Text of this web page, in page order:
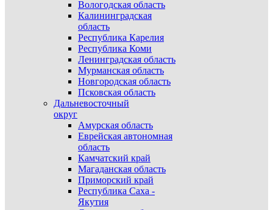
Вологодская область
Калининградская
область
Республика Карелия
Республика Коми
Ленинградская область
Мурманская область
Новгородская область
Псковская область
Дальневосточный
округ
Амурская область
Еврейская автономная
область
Камчатский край
Магаданская область
Приморский край
Республика Саха -
Якутия